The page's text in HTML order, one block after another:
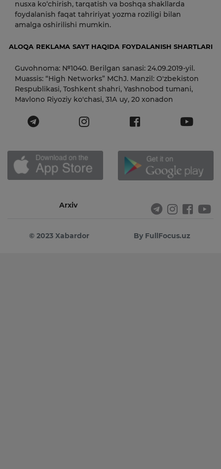
nusxa ko‘chirish, tarqatish va boshqa shakllarda
foydalanish faqat tahririyat yozma roziligi bilan
amalga oshirilishi mumkin.
ALOQA REKLAMA SAYT HAQIDA FOYDALANISH SHARTLARI
Guvohnoma: №1040. Berilgan sanasi: 24.09.2019-yil.
Muassis: “High Networks” MChJ. Manzil: O'zbekiston
Respublikasi, Toshkent shahri, Yashnobod tumani,
Mavlono Riyoziy ko'chasi, 31А uy, 20 xonadon
Arxiv
© 2023 Xabardor By FullFocus.uz